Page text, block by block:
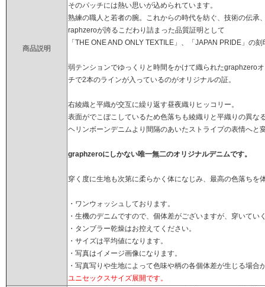
商品説明
そのパッチには熱い思いが込められています。
熟練の職人と若者の腕。これからの時代を紡ぐ、技術の伝承
raphzeroが誇るこだわり詰まった品質証明として
「THE ONE AND ONLY TEXTILE」、「JAPAN PRIDE」の刻
弱テンションでゆっくりと時間をかけて織られたgraphzero
チで2本のラインが入っているのがオリジナルの証。
右綾織と平織が交互に繰り返す昼夜織りヒッコリー。
表面がでこぼこしているため色落ちも綾織りと平織りの異な
ヘリンボーンデニムより間隔のあいたストライプの表情へと
graphzeroにしかない唯一無二のオリジナルデニムです。
穿く度に生地も次第に柔らかく体になじみ、最高の色落ちを
・ワンウォッシュしております。
・生機のデニムですので、個体差がございますが、穿いて
・タンブラー乾燥はお控えてください。
・サイズは平均値になります。
・写真はイメージ画像になります。
・写真写りや生地によって色味や柄の各個体差が生じる場合
ユニセックスサイズ展開です。